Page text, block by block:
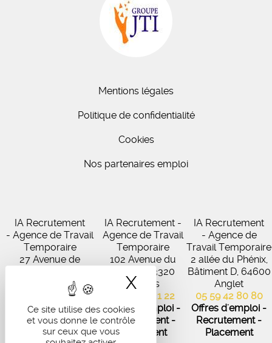
Ce site utilise des cookies
et vous donne le contrôle
sur ceux que vous
X Masquer le
Mentions légales
Politique de confidentialité
Cookies
Nos partenaires emploi
IA Recrutement
- Agence de Travail
Temporaire
27 Avenue de
Artigues-près-
Bordeaux
05 56 67 48 57
Offres d'emploi -
Recrutement -
IA Recrutement -
Agence de Travail
Temporaire
102 Avenue du
Médoc, 33320
Eysines
05 56 45 21 22
Offres d'emploi -
Recrutement -
Placement
IA Recrutement
- Agence de
Travail Temporaire
2 allée du Phénix,
Bâtiment D, 64600
Anglet
05 59 42 80 80
Offres d'emploi -
Recrutement -
Placement